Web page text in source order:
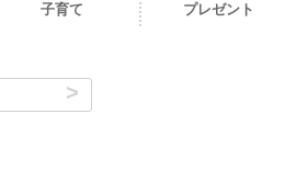
子育て プレゼント